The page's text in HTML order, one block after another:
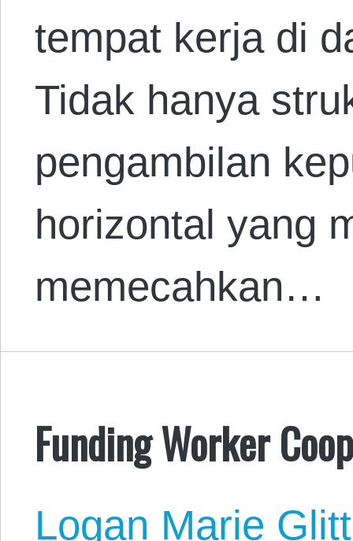
tempat kerja di
Tidak hanya
pengambilan
horizontal yang
memecahkan…
Funding Worker
Logan Marie